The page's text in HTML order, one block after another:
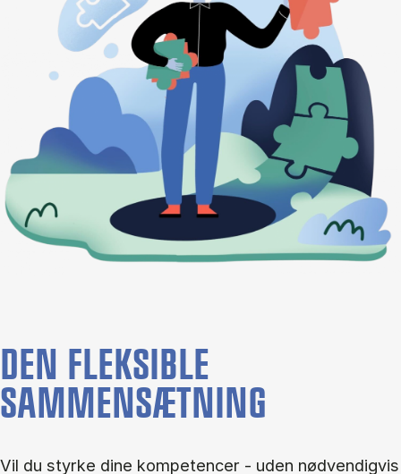
DEN FLEKSIBLE
SAMMENSÆTNING
Vil du styr­ke dine kom­pe­ten­cer - uden nød­ven­dig­vis